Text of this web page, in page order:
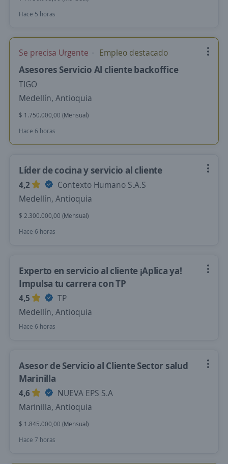
Hace 5 horas
Se precisa Urgente Empleo destacado
Asesores Servicio Al cliente backoffice
TIGO
Medellín, Antioquia
$ 1.750.000,00 (Mensual)
Hace 6 horas
Líder de cocina y servicio al cliente
4,2
Contexto Humano S.A.S
Medellín, Antioquia
$ 2.300.000,00 (Mensual)
Hace 6 horas
Experto en servicio al cliente ¡Aplica ya!
Impulsa tu carrera con TP
4,5
TP
Medellín, Antioquia
Hace 6 horas
Asesor de Servicio al Cliente Sector salud
Marinilla
4,6
NUEVA EPS S.A
Marinilla, Antioquia
$ 1.845.000,00 (Mensual)
Hace 7 horas